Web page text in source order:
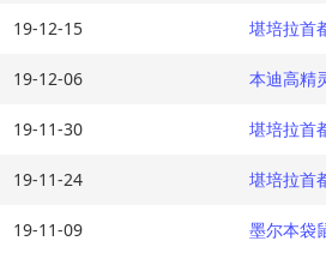
19-12-15 堪培拉首
19-12-06 本迪高精
19-11-30 堪培拉首
19-11-24 堪培拉首
19-11-09 墨尔本袋